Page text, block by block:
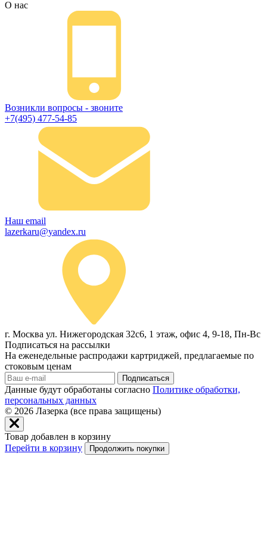
О нас
Возникли вопросы - звоните
+7(495) 477-54-85
Наш email
lazerkaru@yandex.ru
г. Москва ул. Нижегородская 32с6, 1 этаж, офис 4, 9-18, Пн-Вс
Подписаться на рассылки
На еженедельные распродажи картриджей, предлагаемые по
стоковым ценам
Подписаться
Данные будут обработаны согласно Политике обработки,
персональных данных
© 2026 Лазерка (все права защищены)
Товар добавлен в корзину
Перейти в корзину
Продолжить покупки